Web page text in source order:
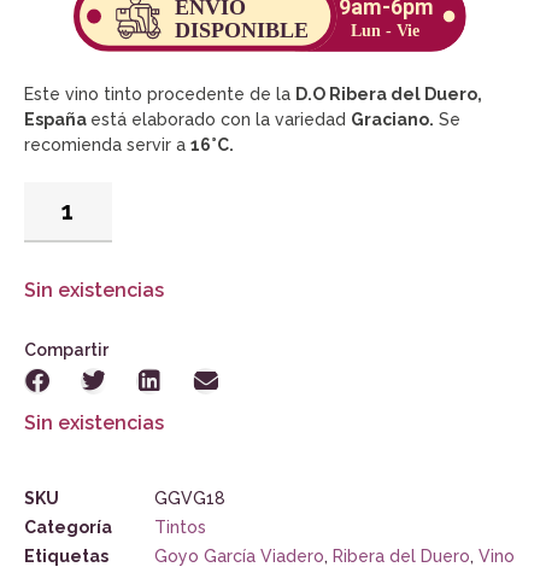
Este vino tinto procedente de la D.O Ribera del Duero,
España está elaborado con la variedad Graciano. Se
recomienda servir a 16°C.
Sin existencias
Compartir
Sin existencias
SKU
GGVG18
Categoría
Tintos
Etiquetas
Goyo García Viadero, Ribera del Duero, Vino